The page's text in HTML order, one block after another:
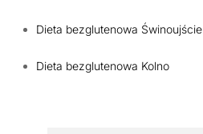
Dieta bezglutenowa Świnoujście
Dieta bezglutenowa Kolno